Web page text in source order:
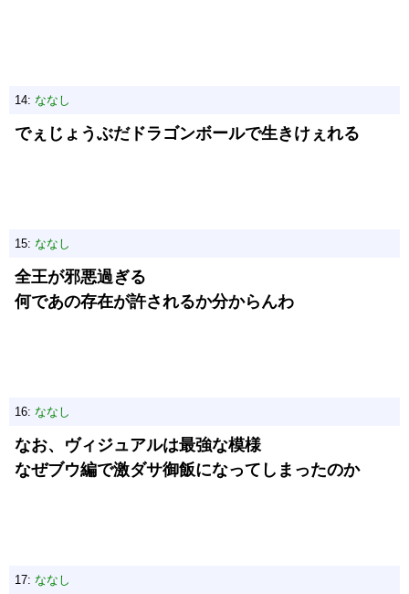
14: ななし
でぇじょうぶだドラゴンボールで生きけぇれる
15: ななし
全王が邪悪過ぎる
何であの存在が許されるか分からんわ
16: ななし
なお、ヴィジュアルは最強な模様
なぜブウ編で激ダサ御飯になってしまったのか
17: ななし